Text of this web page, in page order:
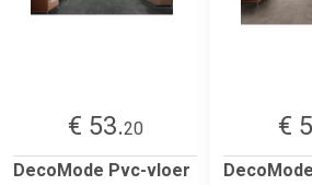
€ 53.20
DecoMode Pvc-vloer
€